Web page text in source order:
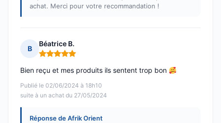
achat. Merci pour votre recommandation !
B
Béatrice B.
Note : 5 sur 5
Publié le 02/06/2024 à 18h10
suite à un achat du 27/05/2024
Bien reçu et mes produits ils sentent trop bon
Réponse de Afrik Orient